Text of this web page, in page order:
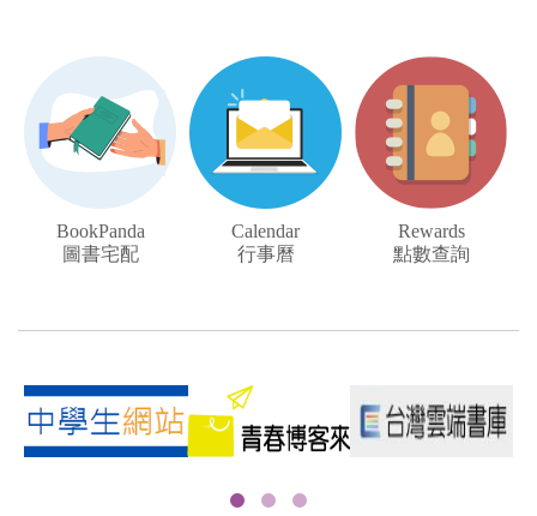
BookPanda
圖書宅配
Calendar
行事曆
Rewards
點數查詢